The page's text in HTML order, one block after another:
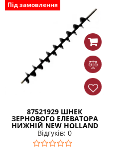
Під замовлення
87521929 ШНЕК
ЗЕРНОВОГО ЕЛЕВАТОРА
НИЖНІЙ NEW HOLLAND
Відгуків: 0